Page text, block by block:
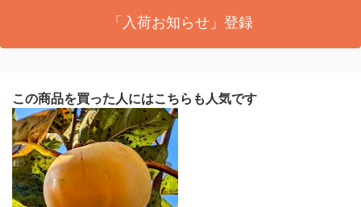
「入荷お知らせ」登録
この商品を買った人にはこちらも人気です